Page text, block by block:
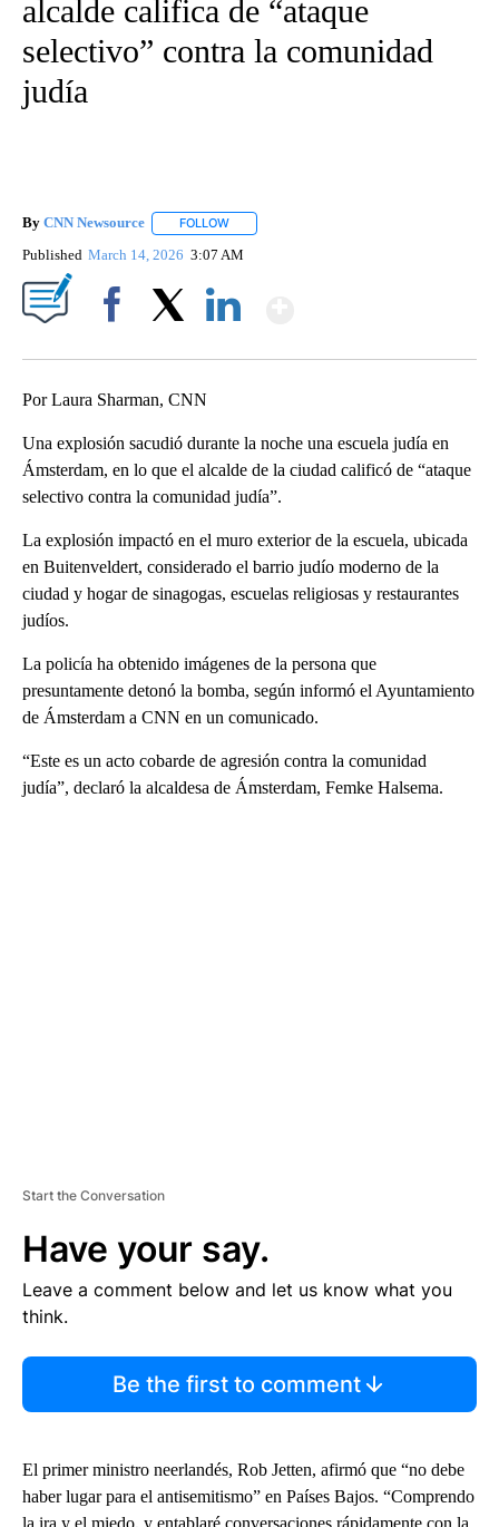
alcalde califica de “ataque
selectivo” contra la comunidad
judía
By CNN Newsource FOLLOW
Published March 14, 2026 3:07 AM
Por Laura Sharman, CNN
Una explosión sacudió durante la noche una escuela judía en
Ámsterdam, en lo que el alcalde de la ciudad calificó de “ataque
selectivo contra la comunidad judía”.
La explosión impactó en el muro exterior de la escuela, ubicada
en Buitenveldert, considerado el barrio judío moderno de la
ciudad y hogar de sinagogas, escuelas religiosas y restaurantes
judíos.
La policía ha obtenido imágenes de la persona que
presuntamente detonó la bomba, según informó el Ayuntamiento
de Ámsterdam a CNN en un comunicado.
“Este es un acto cobarde de agresión contra la comunidad
judía”, declaró la alcaldesa de Ámsterdam, Femke Halsema.
Start the Conversation
Have your say.
Leave a comment below and let us know what you
think.
Be the first to comment
El primer ministro neerlandés, Rob Jetten, afirmó que “no debe
haber lugar para el antisemitismo” en Países Bajos. “Comprendo
la ira y el miedo, y entablaré conversaciones rápidamente con la